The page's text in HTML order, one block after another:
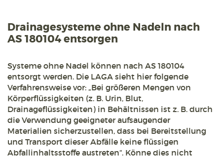
Drainagesysteme ohne Nadeln nach
AS 180104 entsorgen
Systeme ohne Nadel können nach AS 180104
entsorgt werden. Die LAGA sieht hier folgende
Verfahrensweise vor: „Bei größeren Mengen von
Körperflüssigkeiten (z. B. Urin, Blut,
Drainageflüssigkeiten) in Behältnissen ist z. B. durch
die Verwendung geeigneter aufsaugender
Materialien sicherzustellen, dass bei Bereitstellung
und Transport dieser Abfälle keine flüssigen
Abfallinhaltsstoffe austreten“. Könne dies nicht